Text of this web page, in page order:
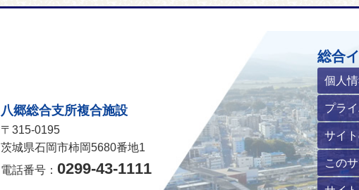
八郷総合支所複合施設
〒315-0195
茨城県石岡市柿岡5680番地1
電話番号： 0299-43-1111
総合
個人
プラ
サイ
この